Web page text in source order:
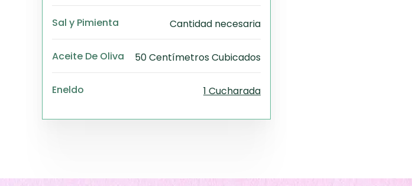
Sal y Pimienta Cantidad necesaria
Aceite De Oliva 50 Centímetros Cubicados
Eneldo 1 Cucharada